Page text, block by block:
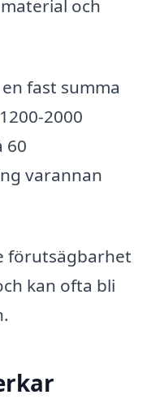
och
fast summa
2000
60
varannan
förutsägbarhet
kan ofta bli